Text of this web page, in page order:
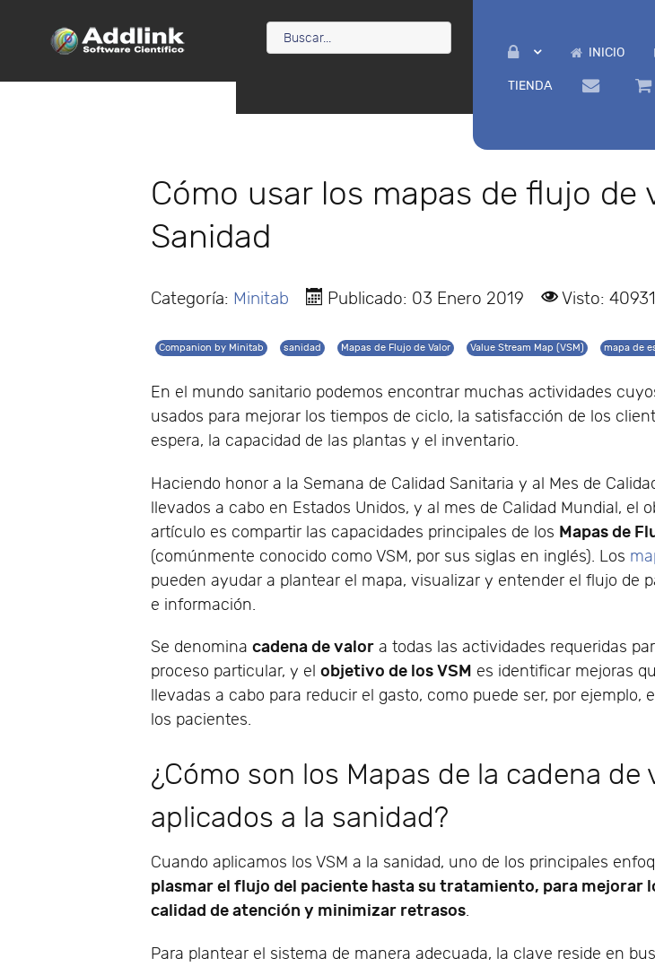
INICIO
TIENDA
Cómo usar los mapas de flujo de
Sanidad
Categoría: Minitab Publicado: 03 Enero 2019 Visto: 40931
Companion by Minitab sanidad Mapas de Flujo de Valor Value Stream Map (VSM) mapa de
En el mundo sanitario podemos encontrar muchas actividades
usados para mejorar los tiempos de ciclo, la satisfacción de los
espera, la capacidad de las plantas y el inventario.
Haciendo honor a la Semana de Calidad Sanitaria y al Mes de
llevados a cabo en Estados Unidos, y al mes de Calidad Mundial, el
artículo es compartir las capacidades principales de los Mapas de
(comúnmente conocido como VSM, por sus siglas en inglés). Los
pueden ayudar a plantear el mapa, visualizar y entender el flujo de
e información.
Se denominacadena de valor a todas las actividades requeridas
proceso particular, y elobjetivo de los VSM es identificar mejoras
llevadas a cabo para reducir el gasto, como puede ser, por ejemplo,
los pacientes.
¿Cómo son los Mapas de la cadena de
aplicados a la sanidad?
Cuando aplicamos los VSM a la sanidad, uno de los principales
plasmar el flujo del paciente hasta su tratamiento, para mejorar
calidad de atención y minimizar retrasos.
Para plantear el sistema de manera adecuada, la clave reside en